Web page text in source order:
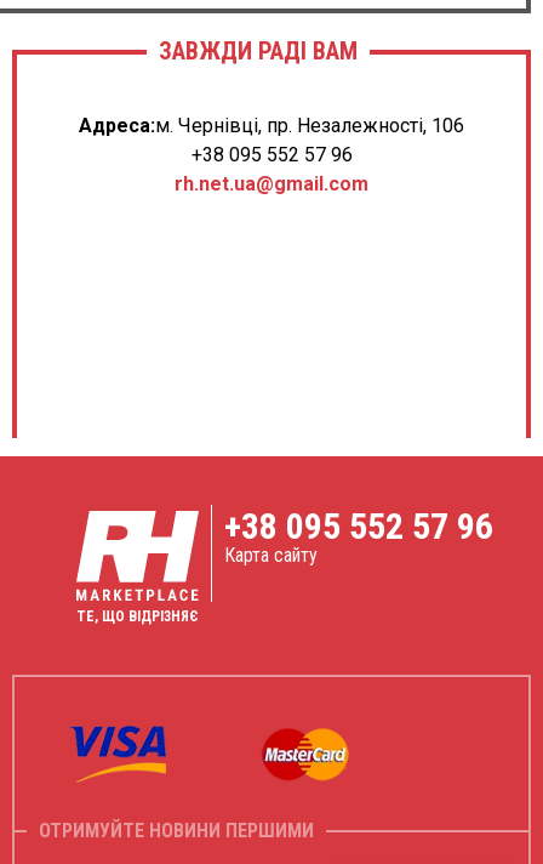
ЗАВЖДИ РАДІ ВАМ
Адреса:м. Чернівці, пр. Незалежності, 106
+38 095 552 57 96
rh.net.ua@gmail.com
ТЕ, ЩО ВІДРІЗНЯЄ
+38 095 552 57 96
Карта сайту
ОТРИМУЙТЕ НОВИНИ ПЕРШИМИ